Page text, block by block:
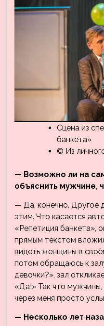
Сцена из
банкета»
© Из
— Возможно ли на
объяснить мужчине,
— Да, конечно. Другое
этим. Что касается
«Репетиция банкета»,
прямым текстом
видеть женщины в
потом обращаюсь к
девочки?», зал
«Да!» Так что мужчины,
через меня просто
— Несколько лет